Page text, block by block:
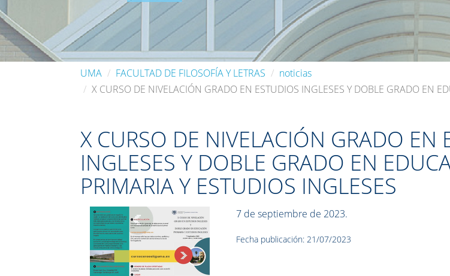
UMA FACULTAD DE FILOSOFÍA Y LETRAS
noticias
X CURSO DE NIVELACIÓN GRADO EN ESTUDIOS INGLESES Y DOBLE GRADO EN
X CURSO DE NIVELACIÓN GRADO EN
INGLESES Y DOBLE GRADO EN
PRIMARIA Y ESTUDIOS INGLESES
7 de septiembre de 2023.
Fecha publicación: 21/07/2023